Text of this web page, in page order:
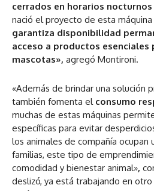
cerrados en horarios
nació el proyecto de esta
garantiza disponibilidad
acceso a productos esenciales
mascotas», agregó Montironi.
«Además de brindar una solución
también fomenta el consumo
muchas de estas máquinas
específicas para evitar
los animales de compañía ocupan
familias, este tipo de
comodidad y bienestar animal»,
deslizó, ya está trabajando en